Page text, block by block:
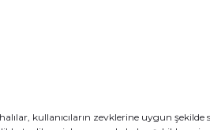
kullanıcıların zevklerine uygun